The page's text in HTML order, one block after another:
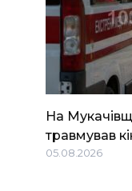
На
травмував
05.08.2026